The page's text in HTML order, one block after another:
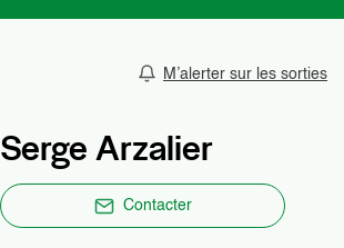
M’alerter sur les sorties
Serge Arzalier
Contacter